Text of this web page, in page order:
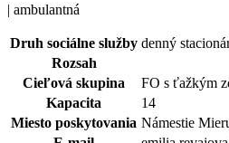
| ambulantná
Druh sociálne služby denný
Rozsah
Cieľová skupina
FO s ťažkým
Kapacita
14
Miesto poskytovania Námestie